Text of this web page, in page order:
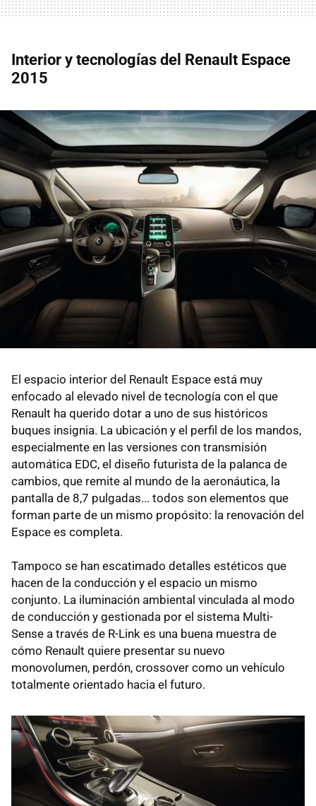
Interior y tecnologías del Renault Espace
2015
El espacio interior del Renault Espace está muy
enfocado al elevado nivel de tecnología con el que
Renault ha querido dotar a uno de sus históricos
buques insignia. La ubicación y el perfil de los mandos,
especialmente en las versiones con transmisión
automática EDC, el diseño futurista de la palanca de
cambios, que remite al mundo de la aeronáutica, la
pantalla de 8,7 pulgadas... todos son elementos que
forman parte de un mismo propósito: la renovación del
Espace es completa.
Tampoco se han escatimado detalles estéticos que
hacen de la conducción y el espacio un mismo
conjunto. La iluminación ambiental vinculada al modo
de conducción y gestionada por el sistema Multi-
Sense a través de R-Link es una buena muestra de
cómo Renault quiere presentar su nuevo
monovolumen, perdón, crossover como un vehículo
totalmente orientado hacia el futuro.